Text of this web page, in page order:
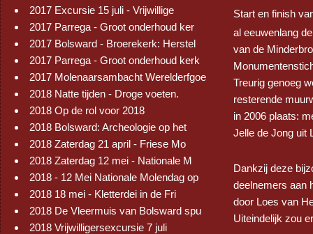
2017 Excursie 15 juli - Vrijwillige
2017 Parrega - Groot onderhoud ker
2017 Bolsward - Broerekerk: Herstel
2017 Parrega - Groot onderhoud kerk
2017 Molenaarsambacht Werelderfgoe
2018 Natte tijden - Droge voeten.
2018 Op de rol voor 2018
2018 Bolsward: Archeologie op het
2018 Zaterdag 21 april - Friese Mo
2018 Zaterdag 12 mei - Nationale M
2018 - 12 Mei Nationale Molendag op
2018 18 mei - Kletterdei in de Fri
2018 De Vleermuis van Bolsward spu
2018 Vrijwilligersexcursie 7 juli
Start en finish
al eeuwenlang
van de
Treurig genoeg
resterende
in 2006 plaats:
Jelle de Jong uit
Dankzij deze
deelnemers aan
door Loes van
Uiteindelijk zou